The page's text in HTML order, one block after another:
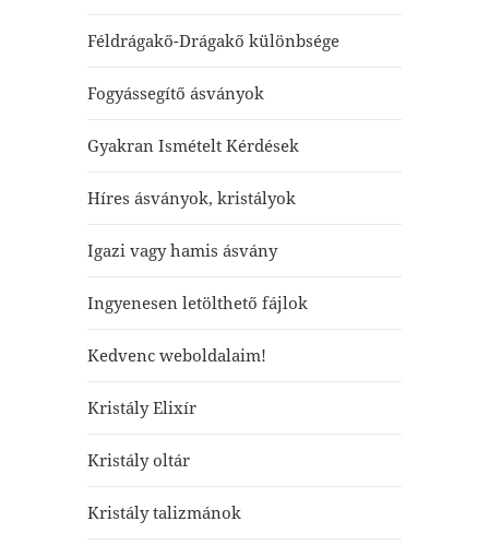
Féldrágakő-Drágakő különbsége
Fogyássegítő ásványok
Gyakran Ismételt Kérdések
Híres ásványok, kristályok
Igazi vagy hamis ásvány
Ingyenesen letölthető fájlok
Kedvenc weboldalaim!
Kristály Elixír
Kristály oltár
Kristály talizmánok